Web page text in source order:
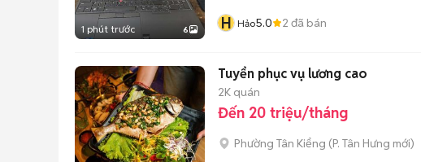
1 phút trước 6 H Hảo5.0 2 đã bán
Tuyển phục vụ lương cao
2K quán
Đến 20 triệu/tháng
Phường Tân Kiểng (P. Tân Hưng mới)